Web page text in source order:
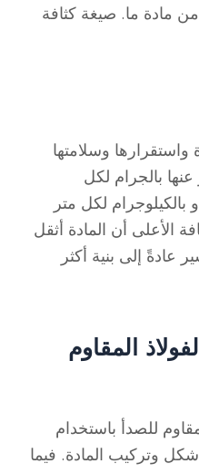
مادة ما. صيغة كثافة
واستقرارها وسلامتها
عنها بالجرام لكل
مكعب (جم/سم³) أو بالكيلوجرام لكل متر
الكثافة الأعلى أن المادة أثقل
عادةً إلى بنية أكثر
المقاوم
للصدأ باستخدام
وتركيب المادة. فيما